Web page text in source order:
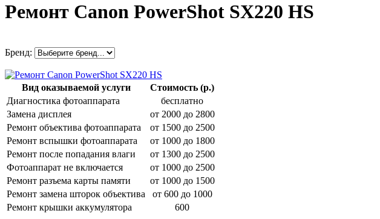
Ремонт Canon PowerShot SX220 HS
Бренд:
Вид оказываемой услуги
Стоимость (р.)
Диагностика фотоаппарата
бесплатно
Замена дисплея
от 2000 до 2800
Ремонт объектива фотоаппарата
от 1500 до 2500
Ремонт вспышки фотоаппарата
от 1000 до 1800
Ремонт после попадания влаги
от 1300 до 2500
Фотоаппарат не включается
от 1000 до 2500
Ремонт разъема карты памяти
от 1000 до 1500
Ремонт замена шторок объектива
от 600 до 1000
Ремонт крышки аккумулятора
600